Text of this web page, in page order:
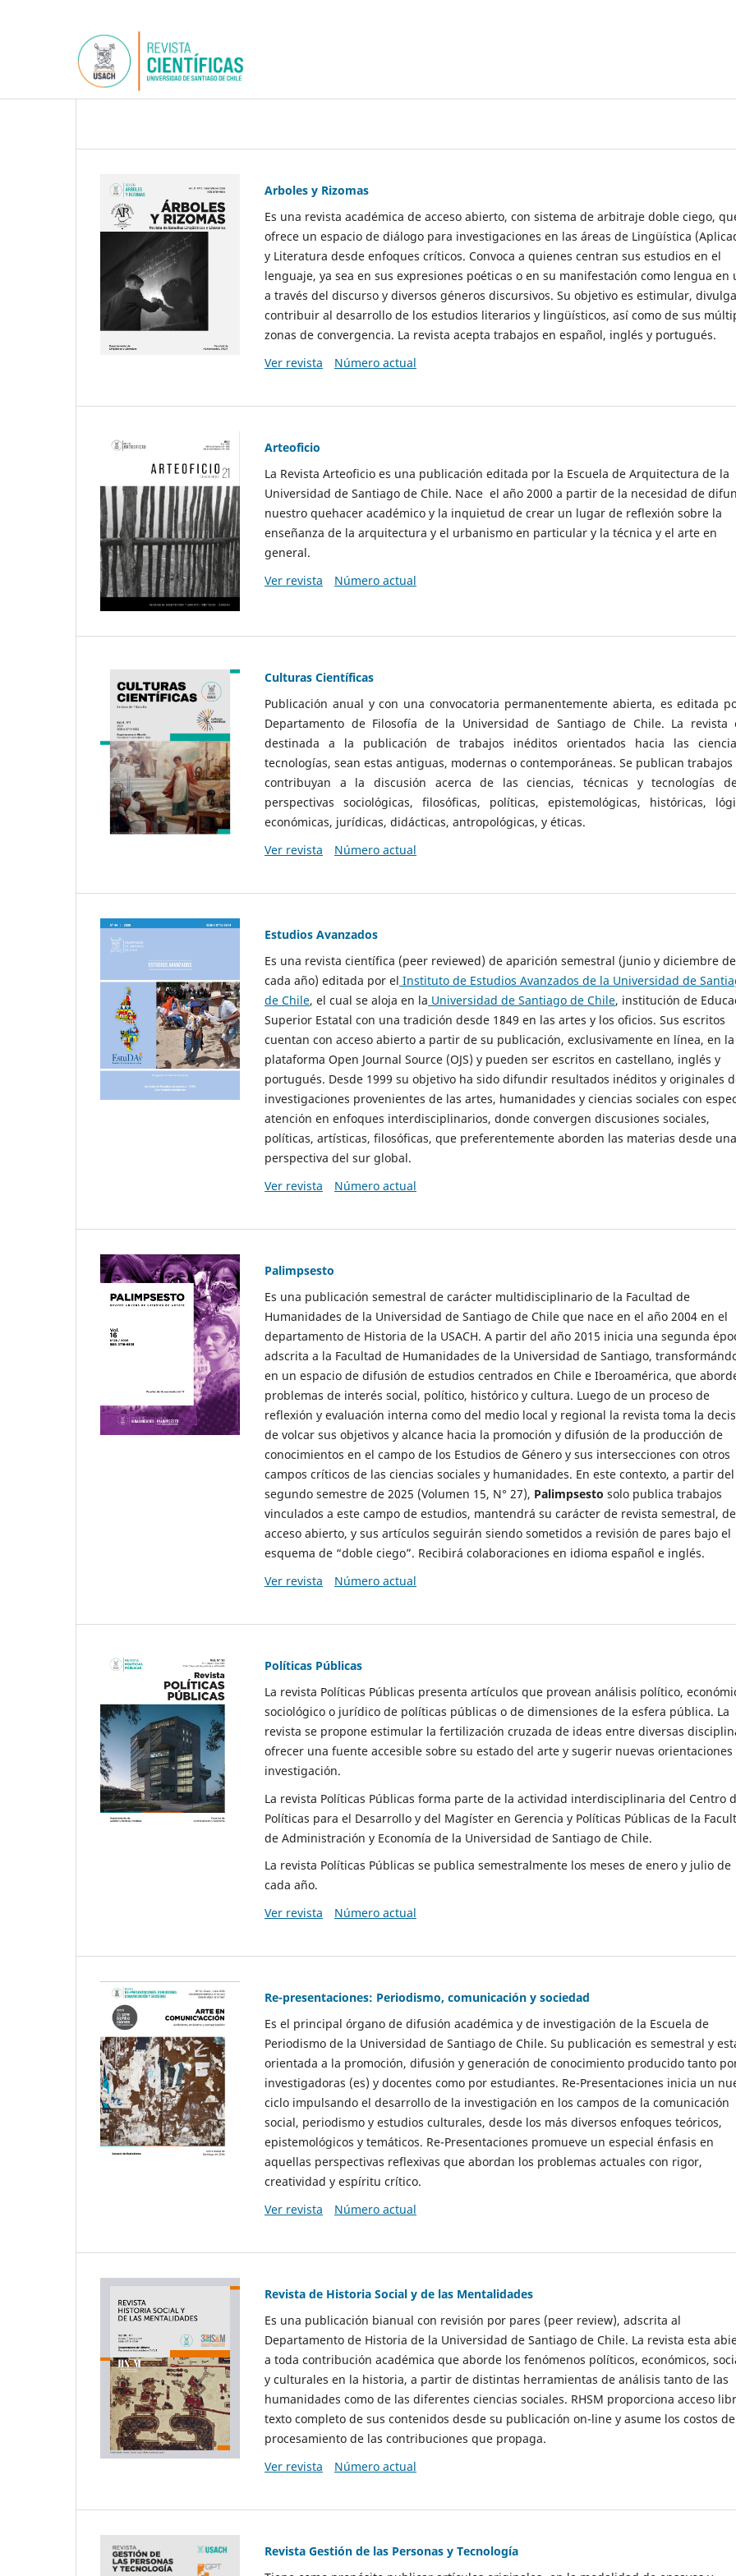
Arboles y Rizomas
Es una revista académica de acceso abierto, con sistema de arbitraje doble ciego,
ofrece un espacio de diálogo para investigaciones en las áreas de Lingüística
y Literatura desde enfoques críticos. Convoca a quienes centran sus estudios en el
lenguaje, ya sea en sus expresiones poéticas o en su manifestación como lengua en
a través del discurso y diversos géneros discursivos. Su objetivo es estimular,
contribuir al desarrollo de los estudios literarios y lingüísticos, así como de sus
zonas de convergencia. La revista acepta trabajos en español, inglés y portugués.
Ver revista
Número actual
Arteoficio
La Revista Arteoficio es una publicación editada por la Escuela de Arquitectura de la
Universidad de Santiago de Chile. Nace el año 2000 a partir de la necesidad de
nuestro quehacer académico y la inquietud de crear un lugar de reflexión sobre la
enseñanza de la arquitectura y el urbanismo en particular y la técnica y el arte en
general.
Ver revista
Número actual
Culturas Científicas
Publicación anual y con una convocatoria permanentemente abierta, es editada
Departamento de Filosofía de la Universidad de Santiago de Chile. La revista
destinada a la publicación de trabajos inéditos orientados hacia las
tecnologías, sean estas antiguas, modernas o contemporáneas. Se publican
contribuyan a la discusión acerca de las ciencias, técnicas y tecnologías
perspectivas sociológicas, filosóficas, políticas, epistemológicas, históricas,
económicas, jurídicas, didácticas, antropológicas, y éticas.
Ver revista
Número actual
Estudios Avanzados
Es una revista científica (peer reviewed) de aparición semestral (junio y diciembre de
cada año) editada por el Instituto de Estudios Avanzados de la Universidad de
de Chile, el cual se aloja en la Universidad de Santiago de Chile, institución de
Superior Estatal con una tradición desde 1849 en las artes y los oficios. Sus escritos
cuentan con acceso abierto a partir de su publicación, exclusivamente en línea, en la
plataforma Open Journal Source (OJS) y pueden ser escritos en castellano, inglés y
portugués. Desde 1999 su objetivo ha sido difundir resultados inéditos y originales
investigaciones provenientes de las artes, humanidades y ciencias sociales con
atención en enfoques interdisciplinarios, donde convergen discusiones sociales,
políticas, artísticas, filosóficas, que preferentemente aborden las materias desde una
perspectiva del sur global.
Ver revista
Número actual
Palimpsesto
Es una publicación semestral de carácter multidisciplinario de la Facultad de
Humanidades de la Universidad de Santiago de Chile que nace en el año 2004 en el
departamento de Historia de la USACH. A partir del año 2015 inicia una segunda
adscrita a la Facultad de Humanidades de la Universidad de Santiago,
en un espacio de difusión de estudios centrados en Chile e Iberoamérica, que
problemas de interés social, político, histórico y cultura. Luego de un proceso de
reflexión y evaluación interna como del medio local y regional la revista toma la
de volcar sus objetivos y alcance hacia la promoción y difusión de la producción de
conocimientos en el campo de los Estudios de Género y sus intersecciones con otros
campos críticos de las ciencias sociales y humanidades. En este contexto, a partir del
segundo semestre de 2025 (Volumen 15, N° 27), Palimpsesto solo publica trabajos
vinculados a este campo de estudios, mantendrá su carácter de revista semestral, de
acceso abierto, y sus artículos seguirán siendo sometidos a revisión de pares bajo el
esquema de “doble ciego”. Recibirá colaboraciones en idioma español e inglés.
Ver revista
Número actual
Políticas Públicas
La revista Políticas Públicas presenta artículos que provean análisis político,
sociológico o jurídico de políticas públicas o de dimensiones de la esfera pública. La
revista se propone estimular la fertilización cruzada de ideas entre diversas
ofrecer una fuente accesible sobre su estado del arte y sugerir nuevas orientaciones
investigación.
La revista Políticas Públicas forma parte de la actividad interdisciplinaria del Centro
Políticas para el Desarrollo y del Magíster en Gerencia y Políticas Públicas de la
de Administración y Economía de la Universidad de Santiago de Chile.
La revista Políticas Públicas se publica semestralmente los meses de enero y julio de
cada año.
Ver revista
Número actual
Re-presentaciones: Periodismo, comunicación y sociedad
Es el principal órgano de difusión académica y de investigación de la Escuela de
Periodismo de la Universidad de Santiago de Chile. Su publicación es semestral y
orientada a la promoción, difusión y generación de conocimiento producido tanto
investigadoras (es) y docentes como por estudiantes. Re-Presentaciones inicia un
ciclo impulsando el desarrollo de la investigación en los campos de la comunicación
social, periodismo y estudios culturales, desde los más diversos enfoques teóricos,
epistemológicos y temáticos. Re-Presentaciones promueve un especial énfasis en
aquellas perspectivas reflexivas que abordan los problemas actuales con rigor,
creatividad y espíritu crítico.
Ver revista
Número actual
Revista de Historia Social y de las Mentalidades
Es una publicación bianual con revisión por pares (peer review), adscrita al
Departamento de Historia de la Universidad de Santiago de Chile. La revista esta
a toda contribución académica que aborde los fenómenos políticos, económicos,
y culturales en la historia, a partir de distintas herramientas de análisis tanto de las
humanidades como de las diferentes ciencias sociales. RHSM proporciona acceso
texto completo de sus contenidos desde su publicación on-line y asume los costos de
procesamiento de las contribuciones que propaga.
Ver revista
Número actual
Revista Gestión de las Personas y Tecnología